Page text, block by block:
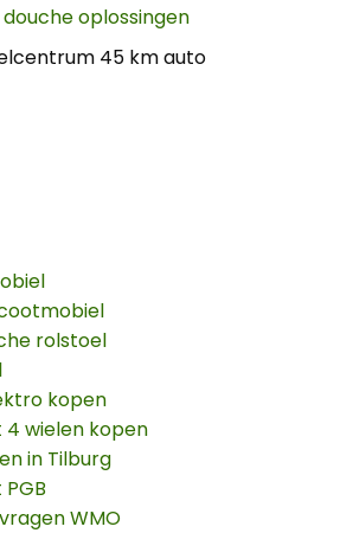
oplossingen
45 km auto
rolstoel
kopen
wielen kopen
in Tilburg
WMO